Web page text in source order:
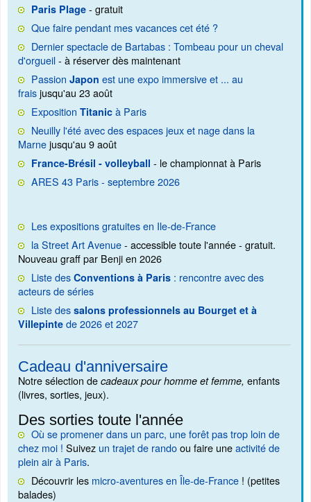
Paris Plage - gratuit
Que faire pendant mes vacances cet été ?
Dernier spectacle de Bartabas : Tombeau pour un cheval
d'orgueil- à réserver dès maintenant
Passion Japon est une expo immersive et ... au
fraisjusqu'au 23 août
Exposition Titanic à Paris
Neuilly l'été avec des espaces jeux et nage dans la
Marnejusqu'au 9 août
France-Brésil - volleyball - le championnat à Paris
ARES 43 Paris - septembre 2026
Les expositions gratuites en Ile-de-France
la Street Art Avenue- accessible toute l'année - gratuit.
Nouveau graff par Benji en 2026
Liste des Conventions à Paris : rencontre avec des
acteurs de séries
Liste des salons professionnels au Bourget et à
Villepinte de 2026 et 2027
Cadeau d'anniversaire
Notre sélection de cadeaux pour homme et femme, enfants
(livres, sorties, jeux).
Des sorties toute l'année
Où se promener dans un parc, une forêt pas trop loin de
chez moi ! Suivez un trajet de randoou faire uneactivité de
plein air à Paris.
Découvrir les micro-aventures en Île-de-France ! (petites
balades)